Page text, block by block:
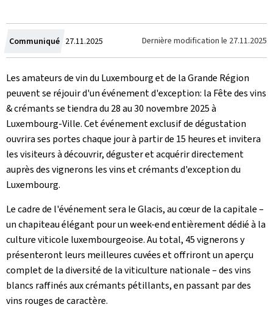
Communiqué Crée
le
27.11.2025 Dernière modification le 27.11.2025
Les amateurs de vin du Luxembourg et de la Grande Région
peuvent se réjouir d'un événement d'exception: la Fête des vins
& crémants se tiendra du 28 au 30 novembre 2025 à
Luxembourg-Ville. Cet événement exclusif de dégustation
ouvrira ses portes chaque jour à partir de 15 heures et invitera
les visiteurs à découvrir, déguster et acquérir directement
auprès des vignerons les vins et crémants d'exception du
Luxembourg.
Le cadre de l'événement sera le Glacis, au cœur de la capitale –
un chapiteau élégant pour un week-end entièrement dédié à la
culture viticole luxembourgeoise. Au total, 45 vignerons y
présenteront leurs meilleures cuvées et offriront un aperçu
complet de la diversité de la viticulture nationale – des vins
blancs raffinés aux crémants pétillants, en passant par des
vins rouges de caractère.